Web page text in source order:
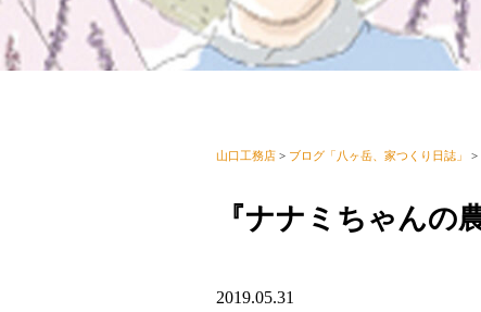
山口工務店 > ブログ「八ヶ岳、家つくり日誌」 >
『ナナミちゃんの
2019.05.31